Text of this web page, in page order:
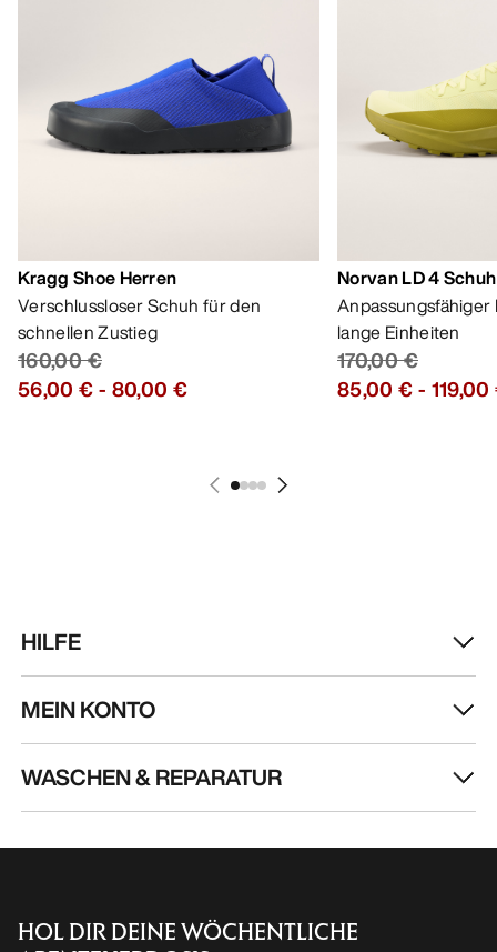
Kragg Shoe Herren
Verschlussloser Schuh für den
schnellen Zustieg
160,00 €
56,00 €- 80,00 €
Norvan LD 4
lange Einheiten
170,00 €
85,00 €-
HILFE
MEIN KONTO
WASCHEN & REPARATUR
HOL DIR DEINE WÖCHENTLICHE